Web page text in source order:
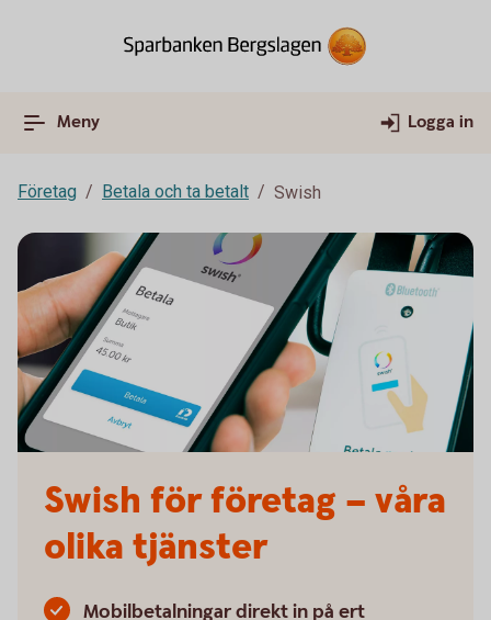
Meny Logga in
Företag Betala och ta betalt Swish
Swish för företag – våra
olika tjänster
Mobilbetalningar direkt in på ert